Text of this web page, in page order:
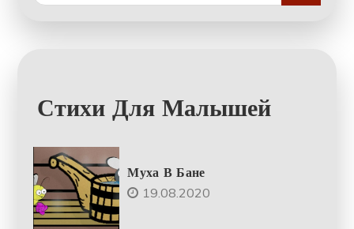
Стихи Для Малышей
Муха В Бане
19.08.2020